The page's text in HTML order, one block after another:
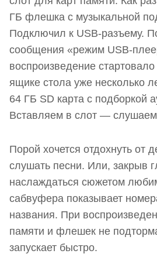
ГБ флешка с музыкальной
Подключил к USB-разъему.
сообщения «режим USB-
воспроизведение
ящике стола уже несколько
64 ГБ SD карта с подборкой
Вставляем в слот —
Порой хочется отдохнуть от
слушать песни. Или, закрыв
наслаждаться сюжетом
сабвуфера показывает
названия. При
памяти и флешек не
запускает быстро.